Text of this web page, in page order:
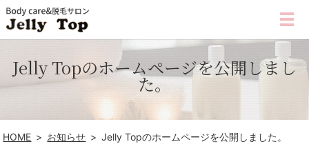
Jelly Topのホームページを公開しまし
た。
HOME お知らせ Jelly Topのホームページを公開しました。